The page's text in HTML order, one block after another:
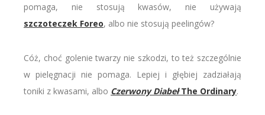
pomaga, nie stosują kwasów, nie używają
szczoteczek Foreo, albo nie stosują peelingów?
Cóż, choć golenie twarzy nie szkodzi, to też szczególnie
w pielęgnacji nie pomaga. Lepiej i głębiej zadziałają
toniki z kwasami, albo Czerwony DiabełThe Ordinary.